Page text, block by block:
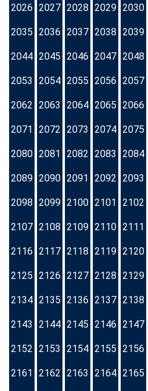
2026 2027 2028 2029 2030
2035 2036 2037 2038 2039
2044 2045 2046 2047 2048
2053 2054 2055 2056 2057
2062 2063 2064 2065 2066
2071 2072 2073 2074 2075
2080 2081 2082 2083 2084
2089 2090 2091 2092 2093
2098 2099 2100 2101 2102
2107 2108 2109 2110 2111
2116 2117 2118 2119 2120
2125 2126 2127 2128 2129
2134 2135 2136 2137 2138
2143 2144 2145 2146 2147
2152 2153 2154 2155 2156
2161 2162 2163 2164 2165